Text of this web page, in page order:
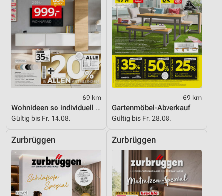
69 km
Wohnideen so individuell wie du!
Gültig bis Fr. 14.08.
69 km
Gartenmöbel-Abverkauf
Gültig bis Fr. 28.08.
Zurbrüggen Zurbrüggen